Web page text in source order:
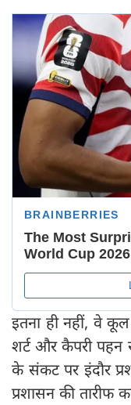
इतना ही नहीं, वे
शर्ट और कैपरी पहन
के संकट पर इंदौर
प्रशासन की